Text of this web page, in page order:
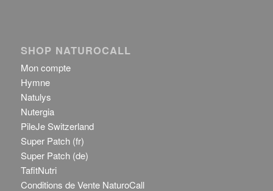
SHOP NATUROCALL
Mon compte
Hymne
Natulys
Nutergia
PileJe Switzerland
Super Patch (fr)
Super Patch (de)
TafitNutri
Conditions de Vente NaturoCall